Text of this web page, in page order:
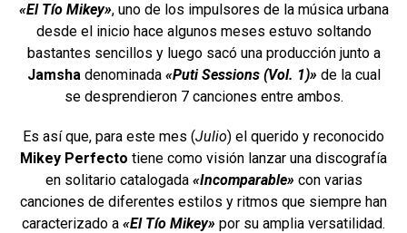
«El Tío Mikey», uno de los impulsores de la música urbana
desde el inicio hace algunos meses estuvo soltando
bastantes sencillos y luego sacó una producción junto a
Jamsha denominada «Puti Sessions (Vol. 1)»de la cual
se desprendieron 7 canciones entre ambos.
Es así que, para este mes (Julio) el querido y reconocido
Mikey Perfecto tiene como visión lanzar una discografía
en solitario catalogada «Incomparable»con varias
canciones de diferentes estilos y ritmos que siempre han
caracterizado a «El Tío Mikey» por su amplia versatilidad.